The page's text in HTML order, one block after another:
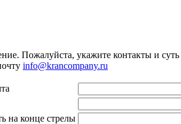
Пожалуйста, укажите контакты и
info@krancompany.ru
на конце стрелы